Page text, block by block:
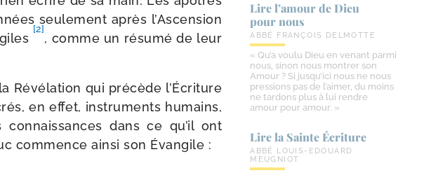
seule­ment après l’Ascension
[2]
, comme un résu­mé de leur
Révélation qui pré­cède l’Écriture
en effet, ins­tru­ments humains,
dans ce qu’il ont
com­mence ain­si son Évangile :
Lire l’amour de Dieu
pour nous
ABBÉ FRANÇOIS DELMOTTE
« Qu’a voulu Dieu en venant parmi
nous, sinon nous montrer son
Amour ? Si jusqu’ici nous ne nous
pressions pas de l’aimer, du moins
ne tardons plus à lui rendre
amour pour amour. »
Lire la Sainte Écriture
ABBÉ LOUIS-EDOUARD
MEUGNIOT